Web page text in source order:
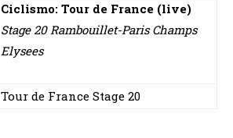
Ciclismo: Tour de France (live)
Stage 20 Rambouillet-Paris Champs
Elysees
Tour de France Stage 20